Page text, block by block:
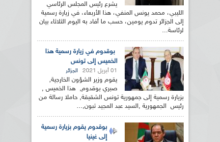
يشرع رئيس المجلس الرئاسي
الليبي، محمد يونس المنفي، هذا الأربعاء، في زيارة رسمية
إلى الجزائر تدوم يومين، حسب ما أفاد به اليوم الثلاثاء بيان
لرئاسة...
بوقدوم في زيارة رسمية هذا
الخميس إلى تونس
01 أبريل 2021 الجزائر
يقوم وزير الشؤون الخارجية,
صبري بوقدوم, هذا الخميس ,
بزيارة رسمية إلى جمهورية تونس الشقيقة, حاملا رسالة من
رئيس الجمهورية ,السيد عبد المجيد تبون,...
بوقدوم يقوم بزيارة رسمية
إلى غينيا